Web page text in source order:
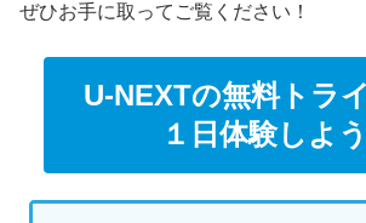
ぜひお手に取ってご覧ください！
U-NEXTの無料トラ
１日体験しよ